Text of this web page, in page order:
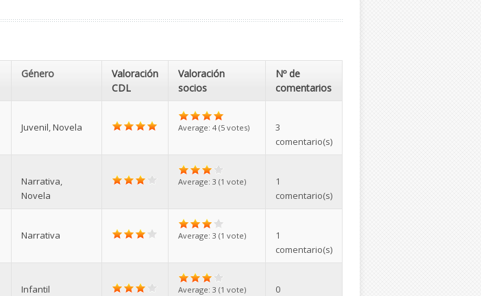
Género
Valoración
CDL
Valoración
socios
Nº de
comentarios
Juvenil Novela Average: 4 (5 votes)
3
comentario(s)
Narrativa
Novela
Average: 3 (1 vote)
1
comentario(s)
Narrativa Average: 3 (1 vote)
1
comentario(s)
Infantil Average: 3 (1 vote)
0